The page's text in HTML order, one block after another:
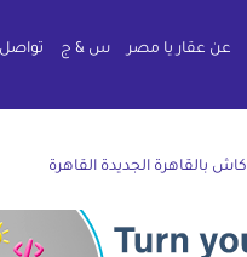
عن عقار يا مصر س & ج